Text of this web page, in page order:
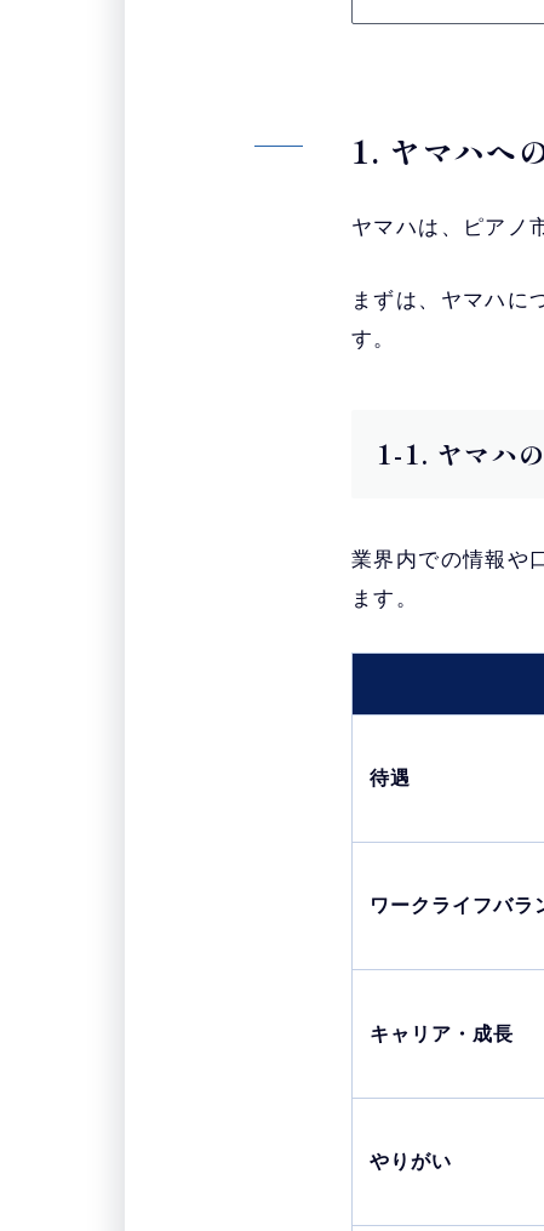
1. ヤマハへ
ヤマハは、ピアノ
まずは、ヤマハに
す。
1-1. ヤマハ
業界内での情報や
ます。
待遇
ワークライフバラ
キャリア・成長
やりがい